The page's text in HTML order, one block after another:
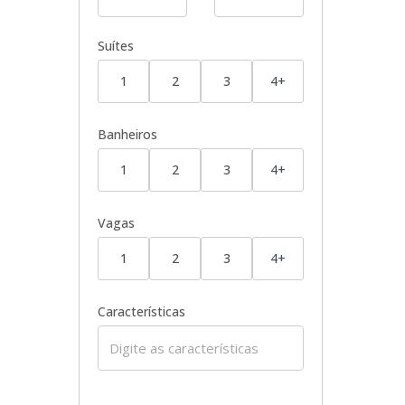
Suítes
1 2 3 4+
Banheiros
1 2 3 4+
Vagas
1 2 3 4+
Características